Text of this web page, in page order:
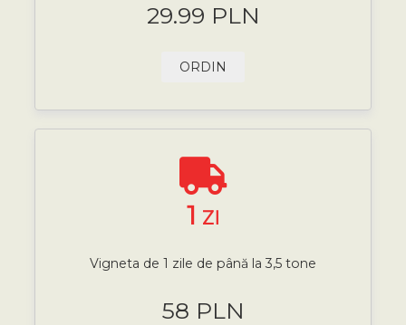
29.99 PLN
ORDIN
1 ZI
Vigneta de 1 zile de până la 3,5 tone
58 PLN